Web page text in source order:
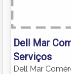
Dell Mar
Serviços
Dell Mar